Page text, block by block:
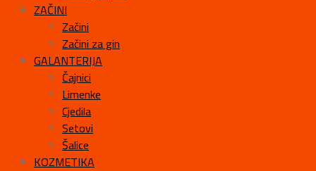
ZAČINI
Začini
Začini za gin
GALANTERIJA
Čajnici
Limenke
Cjedila
Setovi
Šalice
KOZMETIKA